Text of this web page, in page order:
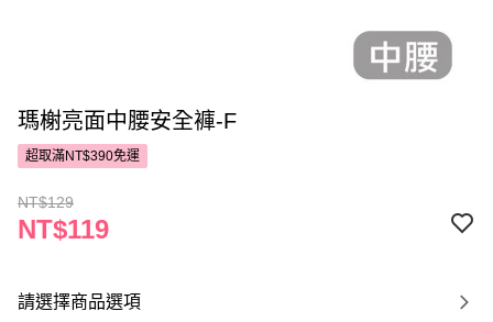
瑪榭亮面中腰安全褲-F
超取滿NT$390免運
NT$129
NT$119
請選擇商品選項